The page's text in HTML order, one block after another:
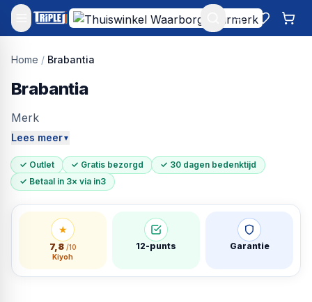
Mijn account
Home / Brabantia
Brabantia
Merk
Lees meer▼
✓ Outlet ✓ Gratis bezorgd
✓ 30 dagen bedenktijd
✓ Betaal in 3× via in3
★
7,8/10
Kiyoh
12-punts Garantie